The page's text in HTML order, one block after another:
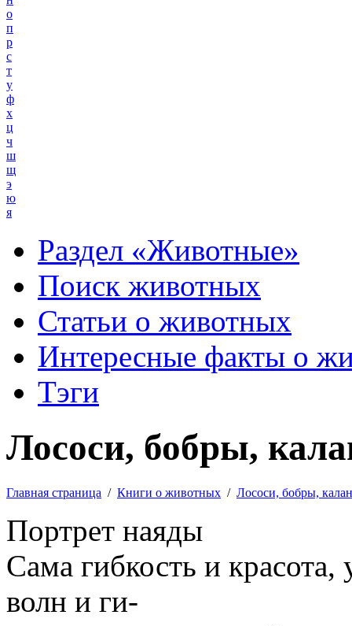
о
п
р
с
т
у
ф
х
ц
ч
ш
щ
э
ю
я
Раздел «Животные»
Поиск животных
Статьи о животных
Интересные факты о
Тэги
Лососи, бобры,
Главная страница / Книги о животных / Лососи, бобры,
Портрет наяды
Сама гибкость и
волн и ги-